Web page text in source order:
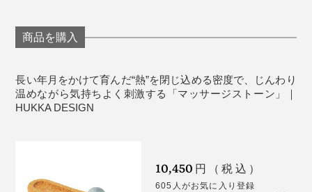
40〜50％、マグネイト40〜50％、ペンニン5〜8％のミ
タルク含有率が高いため比較的柔らかく、加工しやすい
という特徴もあり、彫刻のようなデザインも得意。
※ご使用前は、マッサージボールに白い粉がついています。これはカ
レリアンソープストーンを構成している天然のタルクです。一度お湯
で洗浄することで粉が出にくくなります。
※勢いよく硬い場所にぶつけたり、高い場所から落としたりすると、
ヒビや欠けが生じることがありますのでご注意ください。
商品を購入
長い年月をかけて育んだ“熱”を閉じ込める密度で、じんわり
温めながら気持ちよく刺激する「マッサージストーン」｜
HUKKA DESIGN
10,450 円（税込）
605人がお気に入り登録